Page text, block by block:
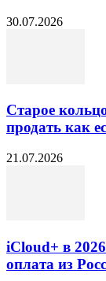
30.07.2026
Старое
продать как
21.07.2026
iCloud+ в
оплата из